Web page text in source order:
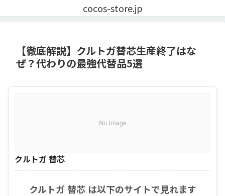
cocos-store.jp
【徹底解説】クルトガ替芯生産終了はな
ぜ？代わりの最強代替品5選
No Image
クルトガ 替芯
クルトガ 替芯 は以下のサイトで見れます